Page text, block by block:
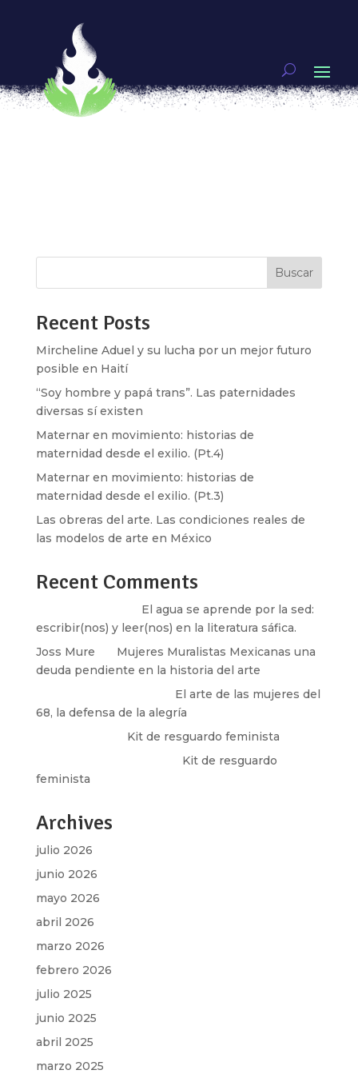
NIÑAS QUE ROCKEAN EN LA CIENCIA
porIxchel Aguirre
guerreras
Ada Lovelace, Marie Curtíie y Katherine Johnson,
Buscar
Recent Posts
Mircheline Aduel y su lucha por un mejor futuro
posible en Haití
“Soy hombre y papá trans”. Las paternidades
diversas sí existen
Maternar en movimiento: historias de
maternidad desde el exilio. (Pt.4)
Maternar en movimiento: historias de
maternidad desde el exilio. (Pt.3)
Las obreras del arte. Las condiciones reales de
las modelos de arte en México
Recent Comments
El agua se aprende por la sed:
escribir(nos) y leer(nos) en la literatura sáfica.
Joss Mure
Mujeres Muralistas Mexicanas una
deuda pendiente en la historia del arte
El arte de las mujeres del
68, la defensa de la alegría
Kit de resguardo feminista
Kit de resguardo
feminista
Archives
julio 2026
junio 2026
mayo 2026
abril 2026
marzo 2026
febrero 2026
julio 2025
junio 2025
abril 2025
marzo 2025